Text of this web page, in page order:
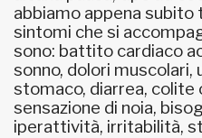
abbiamo appena
sintomi che si
sono: battito cardiaco
sonno, dolori muscolari,
stomaco, diarrea, colite
sensazione di noia,
iperattività, irritabilità,